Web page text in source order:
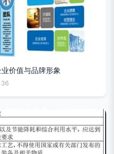
价值与品牌形象